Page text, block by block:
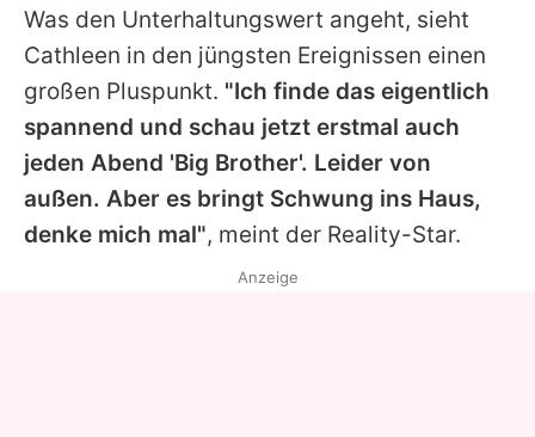
Was den Unterhaltungswert angeht, sieht
Cathleen in den jüngsten Ereignissen einen
großen Pluspunkt. "Ich finde das eigentlich
spannend und schau jetzt erstmal auch
jeden Abend 'Big Brother'. Leider von
außen. Aber es bringt Schwung ins Haus,
denke mich mal", meint der Reality-Star.
Anzeige